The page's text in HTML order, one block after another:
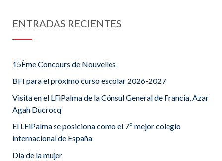
ENTRADAS RECIENTES
15Ème Concours de Nouvelles
BFI para el próximo curso escolar 2026-2027
Visita en el LFiPalma de la Cónsul General de Francia, Azar
Agah Ducrocq
El LFiPalma se posiciona como el 7º mejor colegio
internacional de España
Día de la mujer